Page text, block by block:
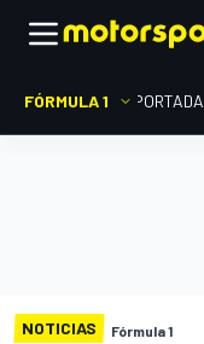
FÓRMULA 1 PORTADA
NOTICIAS Fórmula 1